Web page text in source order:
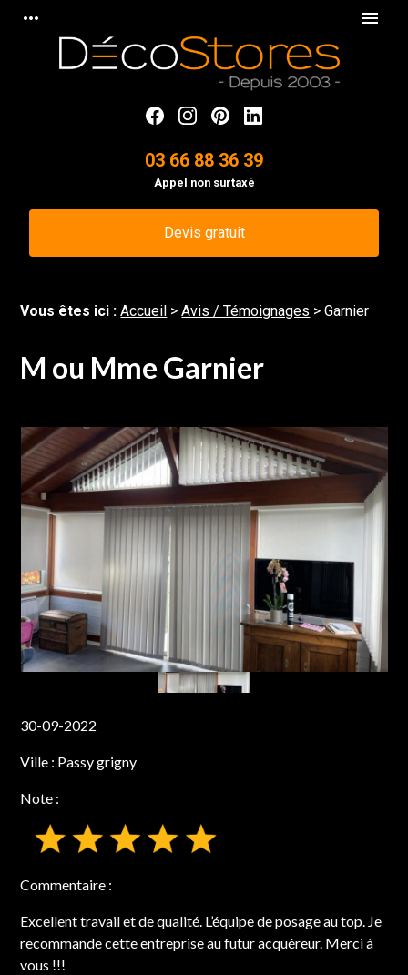
more_horiz menu
03 66 88 36 39
Appel non surtaxé
Devis gratuit
Vous êtes ici :Accueil >Avis / Témoignages >Garnier
M ou Mme Garnier
30-09-2022
Ville : Passy grigny
Note :
Commentaire :
Excellent travail et de qualité. L’équipe de posage au top. Je
recommande cette entreprise au futur acquéreur. Merci à
vous !!!